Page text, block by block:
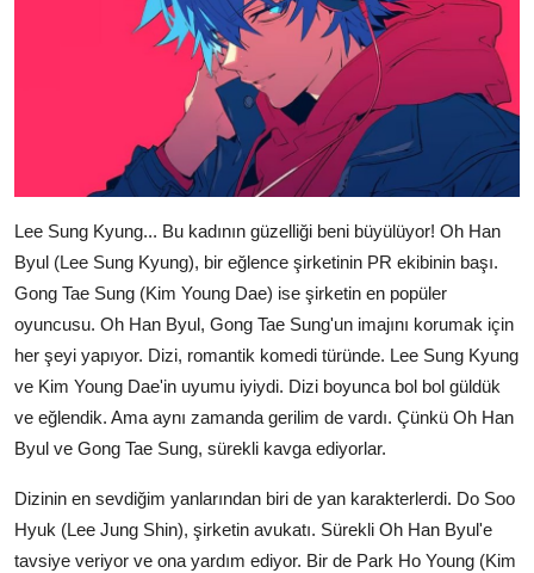
Lee Sung Kyung... Bu kadının güzelliği beni büyülüyor! Oh Han
Byul (Lee Sung Kyung), bir eğlence şirketinin PR ekibinin başı.
Gong Tae Sung (Kim Young Dae) ise şirketin en popüler
oyuncusu. Oh Han Byul, Gong Tae Sung'un imajını korumak için
her şeyi yapıyor. Dizi, romantik komedi türünde. Lee Sung Kyung
ve Kim Young Dae'in uyumu iyiydi. Dizi boyunca bol bol güldük
ve eğlendik. Ama aynı zamanda gerilim de vardı. Çünkü Oh Han
Byul ve Gong Tae Sung, sürekli kavga ediyorlar.
Dizinin en sevdiğim yanlarından biri de yan karakterlerdi. Do Soo
Hyuk (Lee Jung Shin), şirketin avukatı. Sürekli Oh Han Byul'e
tavsiye veriyor ve ona yardım ediyor. Bir de Park Ho Young (Kim